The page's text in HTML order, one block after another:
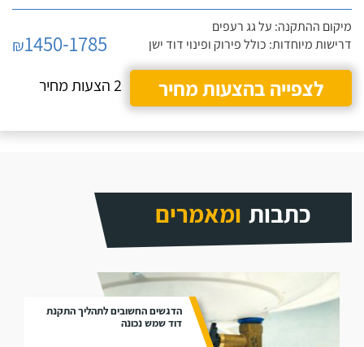
מיקום ההתקנה: על גג רעפים
דרישות מיוחדות: כולל פירוק ופינוי דוד ישן
₪1450-1785
לצפייה בהצעות מחיר
2 הצעות מחיר
כתבות ומאמרים
הדגשים החשובים לתהליך התקנת
דוד שמש נכונה